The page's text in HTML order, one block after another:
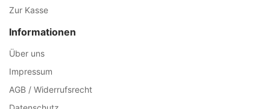
Zur Kasse
Informationen
Über uns
Impressum
AGB / Widerrufsrecht